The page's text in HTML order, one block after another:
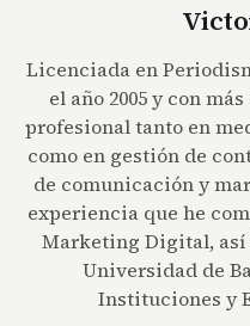
Licenciada en
el año 2005 y con
profesional tanto en
como en gestión de
de comunicación y
experiencia que he
Marketing Digital, así
Universidad de
Instituciones y